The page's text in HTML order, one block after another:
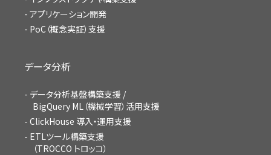
アプリケーション開発
PoC（概念実証）支援
データ分析
データ分析基盤構築支援 /
BigQuery ML（機械学習）活用支援
ClickHouse 導入・運用支援
ETLツール構築支援
（TROCCO トロッコ）